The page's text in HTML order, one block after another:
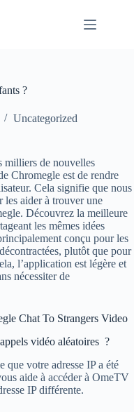
?
Uncategorized
milliers de nouvelles
Chromegle est de rendre
Cela signifie que nous
les aider à trouver une
Découvrez la meilleure
les mêmes idées
conçu pour les
plutôt que pour
l’application est légère et
nécessiter de
Chat To Strangers Video
vidéo aléatoires ?
votre adresse IP a été
aide à accéder à OmeTV
IP différente.